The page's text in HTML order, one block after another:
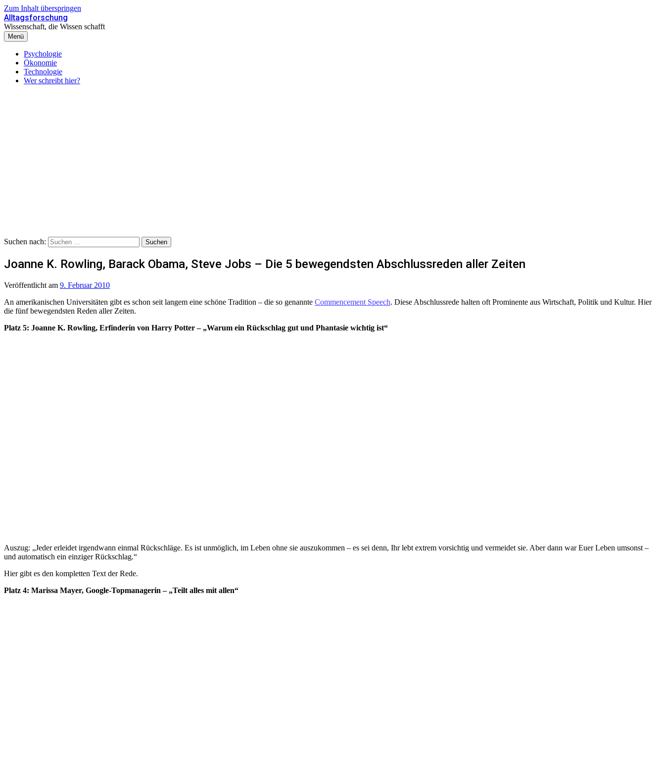
Zum Inhalt überspringen
Alltagsforschung
Wissenschaft, die Wissen schafft
Menü
Psychologie
Ökonomie
Technologie
Wer schreibt hier?
Suchen nach:
Joanne K. Rowling, Barack Obama, Steve Jobs – Die 5 bewegendsten Abschlussreden aller Zeiten
Veröffentlicht am 9. Februar 2010
An amerikanischen Universitäten gibt es schon seit langem eine schöne Tradition – die so genannte Commencement Speech. Diese Abschlussrede halten oft Prominente aus Wirtschaft, Politik und Kultur. Hier
die fünf bewegendsten Reden aller Zeiten.
Platz 5: Joanne K. Rowling, Erfinderin von Harry Potter – „Warum ein Rückschlag gut und Phantasie wichtig ist“
Auszug: „Jeder erleidet irgendwann einmal Rückschläge. Es ist unmöglich, im Leben ohne sie auszukommen – es sei denn, Ihr lebt extrem vorsichtig und vermeidet sie. Aber dann war Euer Leben umsonst –
und automatisch ein einziger Rückschlag.“
Hier gibt es den kompletten Text der Rede.
Platz 4: Marissa Mayer, Google-Topmanagerin – „Teilt alles mit allen“